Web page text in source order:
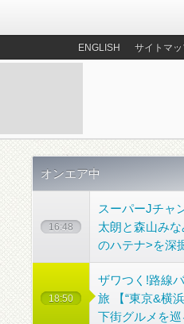
ENGLISH サイトマ
散歩コース
オンエア中
16:48
スーパーJチ
太朗と森山み
のハテナ>を深
18:50
ザワつく!路線
旅 【“東京&横
下街グルメを巡